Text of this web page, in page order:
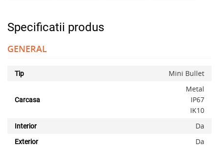
Specificatii produs
GENERAL
Tip Mini Bullet
Carcasa
Metal
IP67
IK10
Interior Da
Exterior Da